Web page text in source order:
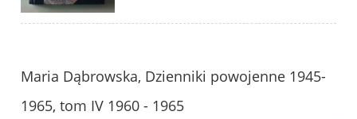
Maria Dąbrowska, Dzienniki powojenne 1945-
1965, tom IV 1960 - 1965